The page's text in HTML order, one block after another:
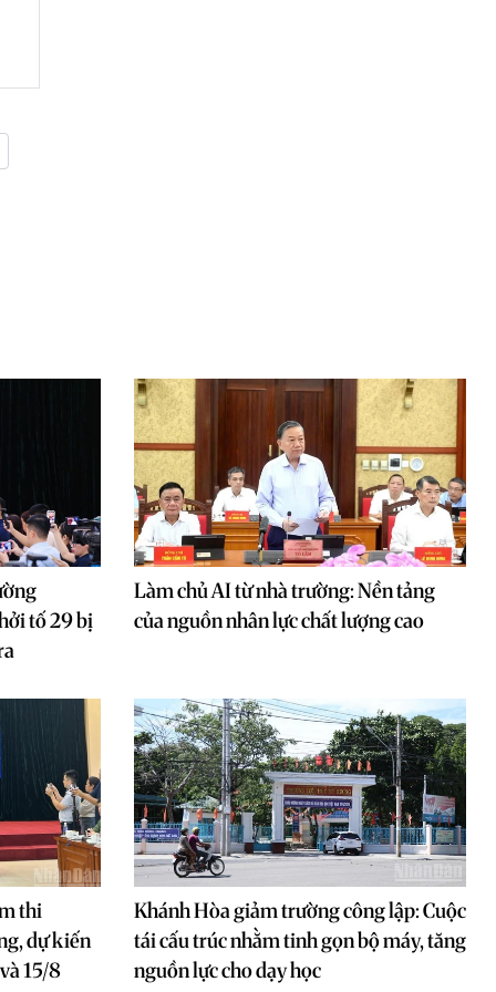
tố 29 bị
Làm chủ AI từ nhà trường: Nền tảng
của nguồn nhân lực chất lượng cao
thi
dự kiến
15/8
Khánh Hòa giảm trường công lập: Cuộc
tái cấu trúc nhằm tinh gọn bộ máy, tăng
nguồn lực cho dạy học